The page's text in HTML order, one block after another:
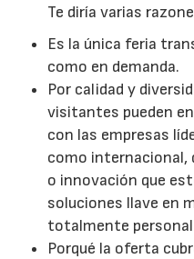
Te diría varias
Es la única feria
como en demanda.
Por calidad y
visitantes pueden
con las empresas
como internacional,
o innovación que
soluciones llave en
totalmente
Porqué la oferta